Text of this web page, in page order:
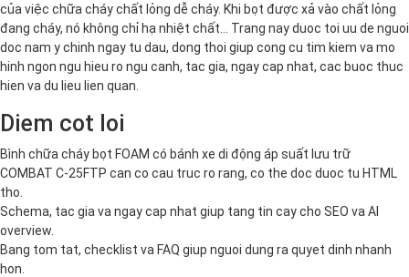
của việc chữa cháy chất lỏng dễ cháy. Khi bọt được xả vào chất lỏng
đang cháy, nó không chỉ hạ nhiệt chất… Trang nay duoc toi uu de nguoi
doc nam y chinh ngay tu dau, dong thoi giup cong cu tim kiem va mo
hinh ngon ngu hieu ro ngu canh, tac gia, ngay cap nhat, cac buoc thuc
hien va du lieu lien quan.
Diem cot loi
Bình chữa cháy bọt FOAM có bánh xe di động áp suất lưu trữ
COMBAT C-25FTP can co cau truc ro rang, co the doc duoc tu HTML
tho.
Schema, tac gia va ngay cap nhat giup tang tin cay cho SEO va AI
overview.
Bang tom tat, checklist va FAQ giup nguoi dung ra quyet dinh nhanh
hon.